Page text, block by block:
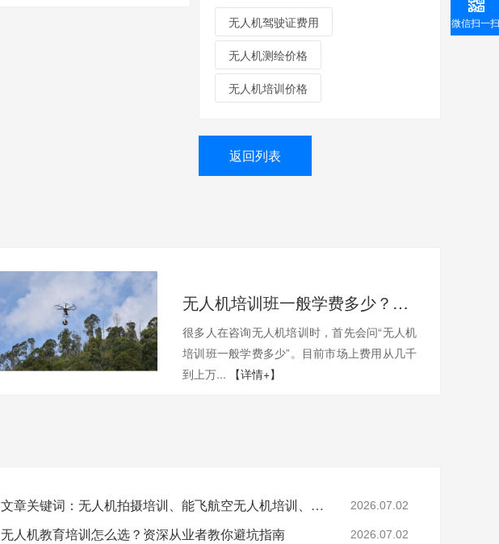
无人机驾驶证费用
无人机测绘价格
无人机培训价格
返回列表
无人机培训班一般学费多少？一文带你了解真实费用与选择技巧
很多人在咨询无人机培训时，首先会问“无人机
培训班一般学费多少”。目前市场上费用从几千
到上万...
【详情+】
文章关键词：无人机拍摄培训、能飞航空无人机培训、无人机航拍技巧、无人机培训机构选择 2026.07.02
无人机教育培训怎么选？资深从业者教你避坑指南 2026.07.02
微信扫一扫